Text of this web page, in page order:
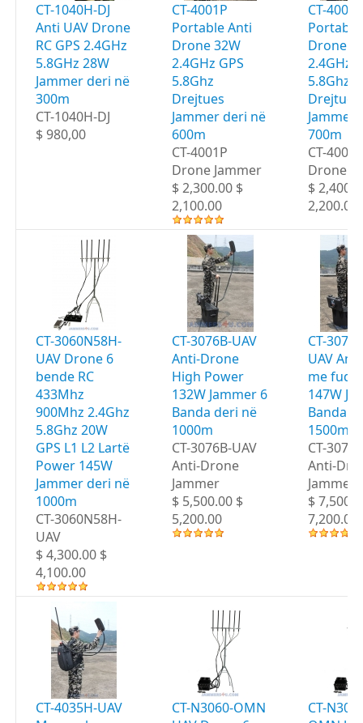
CT-1040H-DJ
Anti UAV Drone
RC GPS 2.4GHz
5.8GHz 28W
Jammer deri në
300m
CT-1040H-DJ
$ 980,00
CT-4001P
Portable Anti
Drone 32W
2.4GHz GPS
5.8Ghz
Drejtues
Jammer deri në
600m
CT-4001P
Drone Jammer
$ 2,300.00 $
2,100.00
CT-4002P
Drone
2.4GHz
5.8Ghz
Drejtues
Jammer
700m
CT-4002P
Drone
$
2,200.00
CT-3060N58H-
UAV Drone 6
bende RC
433Mhz
900Mhz 2.4Ghz
5.8Ghz 20W
GPS L1 L2 Lartë
Power 145W
Jammer deri në
1000m
CT-3060N58H-
UAV
$ 4,300.00 $
4,100.00
CT-3076B-UAV
Anti-Drone
High Power
132W Jammer 6
Banda deri në
1000m
CT-3076B-UAV
Anti-Drone
Jammer
$ 5,500.00 $
5,200.00
CT-
UAV
me fuqi
147W
Banda
1500m
CT-
Anti-
Jammer
$
7,200.00
CT-4035H-UAV
CT-N3060-OMN
CT-